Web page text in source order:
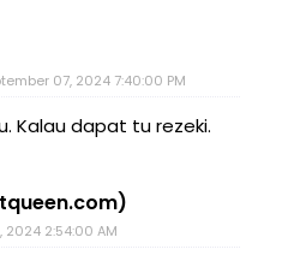
07, 2024 7:40:00 PM
Kalau dapat tu rezeki.
2024 2:54:00 AM